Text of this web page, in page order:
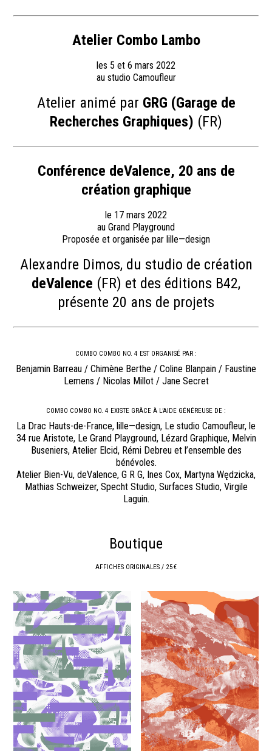
Atelier Combo Lambo
les 5 et 6 mars 2022
au studio Camoufleur
Atelier animé par GRG (Garage de
Recherches Graphiques) (FR)
Conférence deValence, 20 ans de
création graphique
le 17 mars 2022
au Grand Playground
Proposée et organisée par lille—design
Alexandre Dimos, du studio de création
deValence (FR) et des éditions B42,
présente 20 ans de projets
COMBO COMBO NO. 4 EST ORGANISÉ PAR :
Benjamin Barreau / Chimène Berthe / Coline Blanpain / Faustine
Lemens / Nicolas Millot / Jane Secret
COMBO COMBO NO. 4 EXISTE GRÂCE À L’AIDE GÉNÉREUSE DE :
La Drac Hauts-de-France, lille—design, Le studio Camoufleur, le
34 rue Aristote, Le Grand Playground, Lézard Graphique, Melvin
Buseniers, Atelier Elcid, Rémi Debreu et l’ensemble des
bénévoles.
Atelier Bien-Vu, deValence, G R G, Ines Cox, Martyna Wędzicka,
Mathias Schweizer, Specht Studio, Surfaces Studio, Virgile
Laguin.
Boutique
AFFICHES ORIGINALES / 25 €